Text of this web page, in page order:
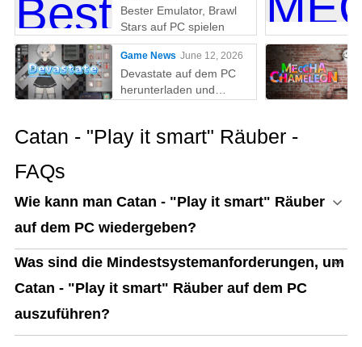
Bester Emulator, Brawl
Stars auf PC spielen
Game News June 12, 2026
Devastate auf dem PC
herunterladen und
Play
Catan - "Play it smart" Räuber -
FAQs
Wie kann man Catan - "Play it smart" Räuber
auf dem PC wiedergeben?
Was sind die Mindestsystemanforderungen, um
Catan - "Play it smart" Räuber auf dem PC
auszuführen?